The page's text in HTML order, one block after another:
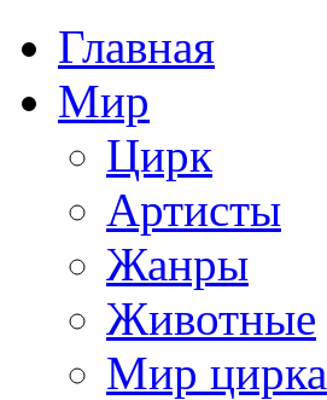
Главная
Мир
Цирк
Артисты
Жанры
Животные
Мир цирка